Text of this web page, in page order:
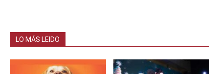
LO MÁS LEIDO